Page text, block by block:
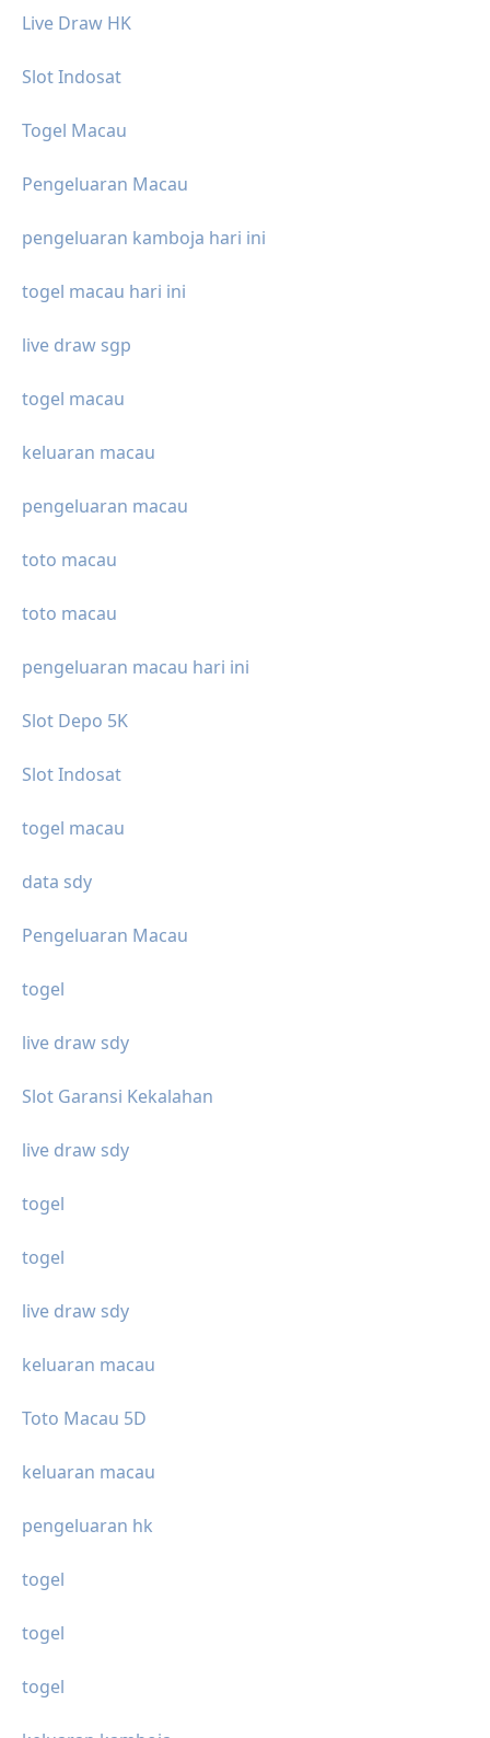
Live Draw HK
Slot Indosat
Togel Macau
Pengeluaran Macau
pengeluaran kamboja hari ini
togel macau hari ini
live draw sgp
togel macau
keluaran macau
pengeluaran macau
toto macau
toto macau
pengeluaran macau hari ini
Slot Depo 5K
Slot Indosat
togel macau
data sdy
Pengeluaran Macau
togel
live draw sdy
Slot Garansi Kekalahan
live draw sdy
togel
togel
live draw sdy
keluaran macau
Toto Macau 5D
keluaran macau
pengeluaran hk
togel
togel
togel